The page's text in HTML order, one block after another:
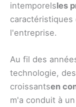
intemporelsles
l'entreprise.
Au fil des
technologie,
croissantsen
m'a conduit à